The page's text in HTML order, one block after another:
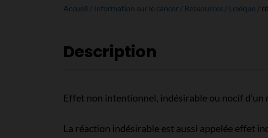
Accueil Information sur le cancer Ressources Lexique
Description
Effet non intentionnel, indésirable ou nocif
La réaction indésirable est aussi appelée effet